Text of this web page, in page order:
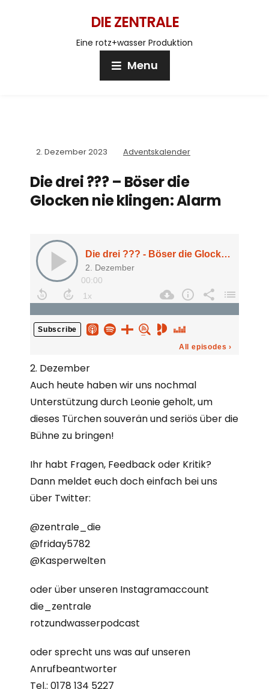
DIE ZENTRALE
Eine rotz+wasser Produktion
Menu
2. Dezember 2023 Adventskalender
Die drei ??? – Böser die
Glocken nie klingen: Alarm
2. Dezember
Auch heute haben wir uns nochmal
Unterstützung durch Leonie geholt, um
dieses Türchen souverän und seriös über die
Bühne zu bringen!
Ihr habt Fragen, Feedback oder Kritik?
Dann meldet euch doch einfach bei uns
über Twitter:
@zentrale_die
@friday5782
@Kasperwelten
oder über unseren Instagramaccount
die_zentrale
rotzundwasserpodcast
oder sprecht uns was auf unseren
Anrufbeantworter
Tel.: 0178 134 5227